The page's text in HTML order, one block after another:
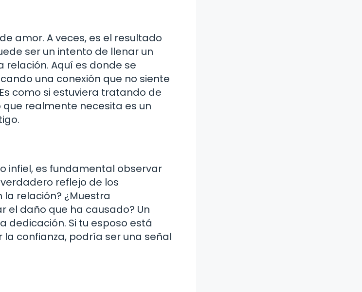
amor. A veces, es el resultado
ser un intento de llenar un
Aquí es donde se
una conexión que no siente
como si estuviera tratando de
realmente necesita es un
infiel, es fundamental observar
reflejo de los
relación? ¿Muestra
el daño que ha causado? Un
dedicación. Si tu esposo está
confianza, podría ser una señal